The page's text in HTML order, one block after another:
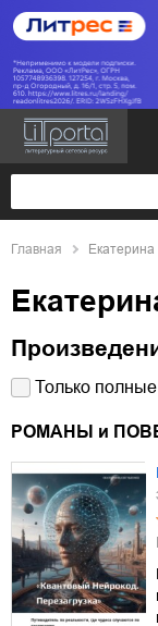
Главная
Только
РОМАНЫ и